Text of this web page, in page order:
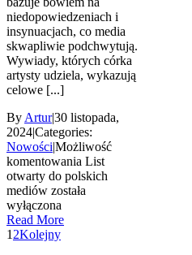
niedopowiedzeniach i
insynuacjach, co media
skwapliwie podchwytują.
Wywiady, których córka
artysty udziela, wykazują
celowe [...]
ByArtur|30 listopada,
2024|Categories:
Nowości|Możliwość
komentowania List
otwarty do polskich
mediów została
wyłączona
Read More
12Kolejny